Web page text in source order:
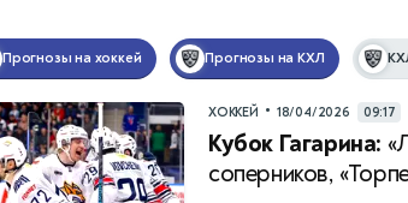
Прогнозы на хоккей Прогнозы на КХЛ
ХОККЕЙ • 18/04/2026 09:17
Кубок Гагарина:
соперников,